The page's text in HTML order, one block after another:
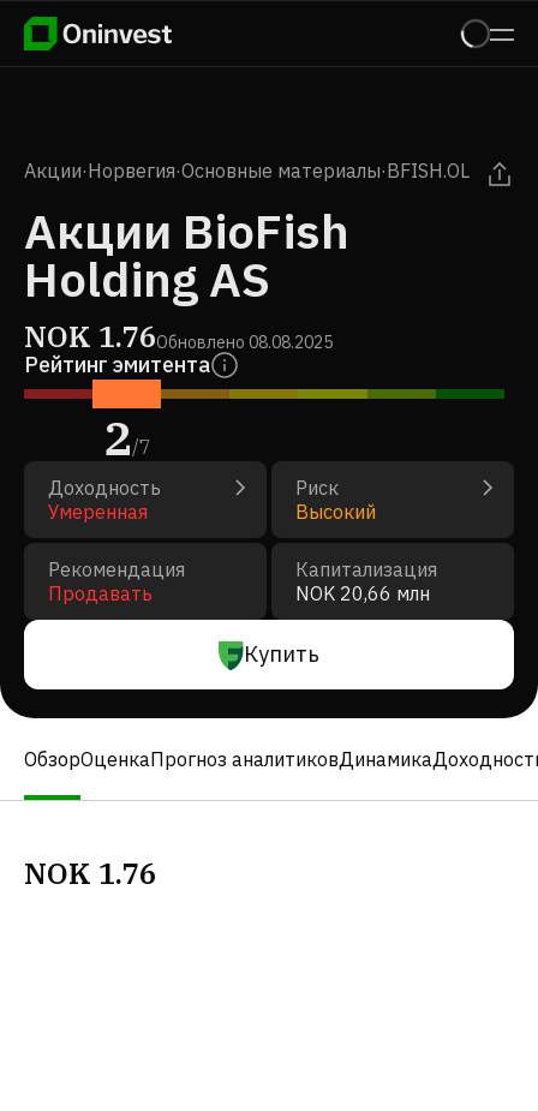
Акции·Норвегия·Основные материалы·BFISH.OL
Акции BioFish
Holding AS
NOK 1.76Обновлено 08.08.2025
Рейтинг эмитента
2/7
Доходность
Умеренная
Риск
Высокий
Рекомендация
Продавать
Капитализация
NOK 20,66 млн
Купить
ОбзорОценкаПрогноз аналитиковДинамика
NOK 1.76